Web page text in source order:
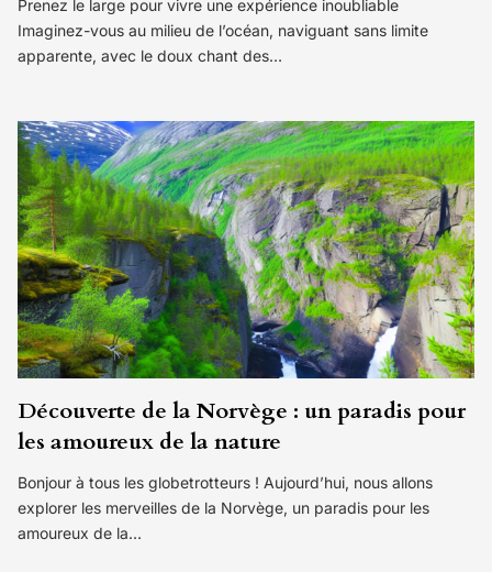
Prenez le large pour vivre une expérience inoubliable
Imaginez-vous au milieu de l’océan, naviguant sans limite
apparente, avec le doux chant des…
Découverte de la Norvège : un paradis pour
les amoureux de la nature
Bonjour à tous les globetrotteurs ! Aujourd’hui, nous allons
explorer les merveilles de la Norvège, un paradis pour les
amoureux de la…